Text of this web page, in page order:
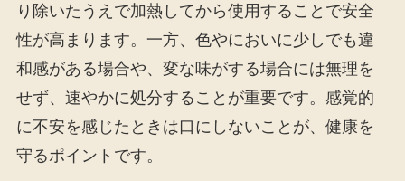
り除いたうえで加熱してから使用することで安全
性が高まります。一方、色やにおいに少しでも違
和感がある場合や、変な味がする場合には無理を
せず、速やかに処分することが重要です。感覚的
に不安を感じたときは口にしないことが、健康を
守るポイントです。